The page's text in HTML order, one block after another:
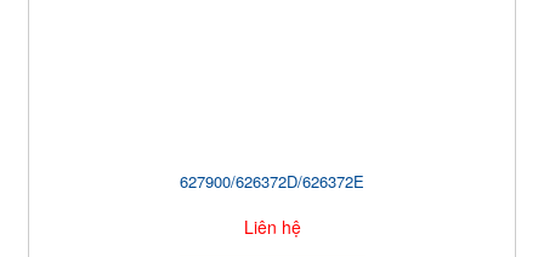
627900/626372D/626372E
Liên hệ